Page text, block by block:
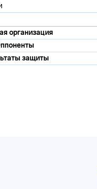
организация
защиты